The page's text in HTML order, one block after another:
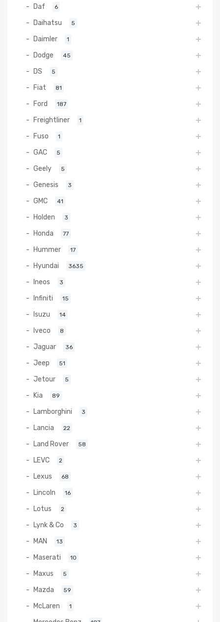
Daf 6
Daihatsu 5
Daimler 1
Dodge 45
DS 5
Fiat 81
Ford 187
Freightliner 1
Fuso 1
GAC 5
Geely 5
Genesis 3
GMC 41
Holden 3
Honda 77
Hummer 17
Hyundai 3635
Ineos 3
Infiniti 15
Isuzu 14
Iveco 8
Jaguar 36
Jeep 51
Jetour 5
Kia 89
Lamborghini 3
Lancia 22
Land Rover 58
LEVC 2
Lexus 68
Lincoln 16
Lotus 2
Lynk & Co 3
MAN 13
Maserati 10
Maxus 5
Mazda 59
McLaren 1